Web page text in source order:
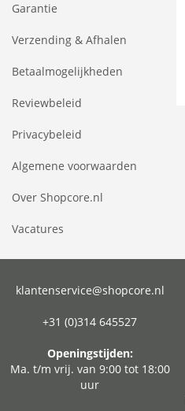
Garantie
Verzending & Afhalen
Betaalmogelijkheden
Reviewbeleid
Privacybeleid
Algemene voorwaarden
Over Shopcore.nl
Vacatures
klantenservice@shopcore.nl
+31 (0)314 645527
Openingstijden:
Ma. t/m vrij. van 9:00 tot 18:00
uur